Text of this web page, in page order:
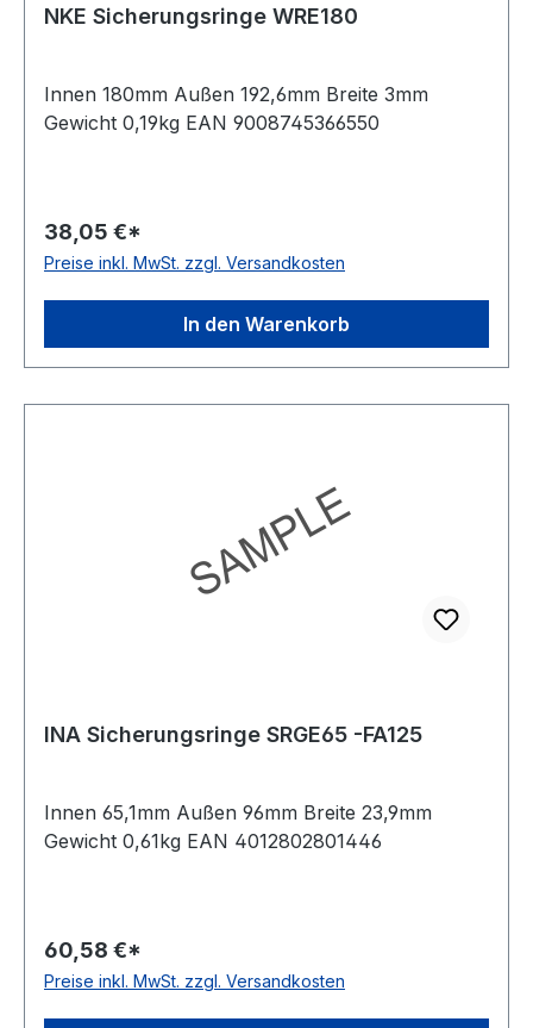
NKE Sicherungsringe WRE180
Innen 180mm Außen 192,6mm Breite 3mm
Gewicht 0,19kg EAN 9008745366550
38,05 €*
Preise inkl. MwSt. zzgl. Versandkosten
In den Warenkorb
INA Sicherungsringe SRGE65 -FA125
Innen 65,1mm Außen 96mm Breite 23,9mm
Gewicht 0,61kg EAN 4012802801446
60,58 €*
Preise inkl. MwSt. zzgl. Versandkosten